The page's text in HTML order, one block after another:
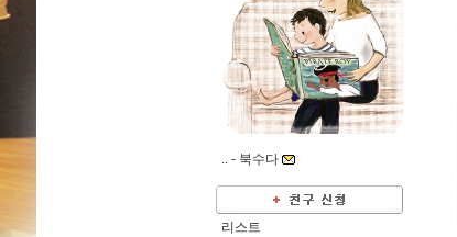
.. - 북수다
리스트